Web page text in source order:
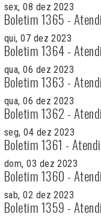
sex, 08 dez 2023
Boletim 1365 -
qui, 07 dez 2023
Boletim 1364 -
qua, 06 dez 2023
Boletim 1363 -
qua, 06 dez 2023
Boletim 1362 -
seg, 04 dez 2023
Boletim 1361 -
dom, 03 dez 2023
Boletim 1360 -
sab, 02 dez 2023
Boletim 1359 -